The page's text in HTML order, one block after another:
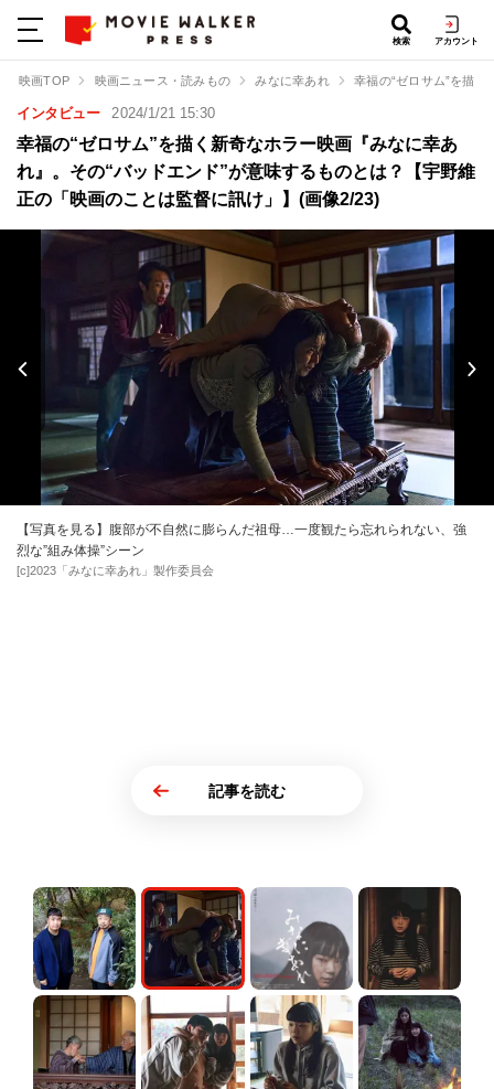
検索 アカウント
映画TOP 映画ニュース・読みもの みなに幸あれ 幸福の“ゼロサム”を描
インタビュー 2024/1/21 15:30
幸福の“ゼロサム”を描く新奇なホラー映画『みなに幸あ
れ』。その“バッドエンド”が意味するものとは？【宇野維
正の「映画のことは監督に訊け」】(画像2/23)
【写真を見る】腹部が不自然に膨らんだ祖母…一度観たら忘れられない、強
烈な”組み体操”シーン
[c]2023「みなに幸あれ」製作委員会
記事を読む